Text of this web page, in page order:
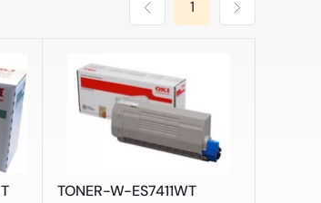
1
TONER-W-ES7411WT